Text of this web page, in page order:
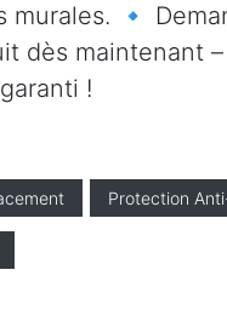
murales. 🔹
dès maintenant
!
Protection